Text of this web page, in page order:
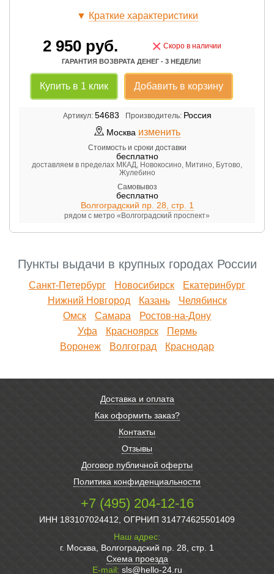
▼ Краткие характеристики
2 950руб. × Скоро в наличии
ГАРАНТИЯ ВОЗВРАТА ДЕНЕГ - 3 НЕДЕЛИ!
Купить в 1 клик Добавить в корзину
Артикул: 54683 Производитель: Россия
Москва изменить
Стоимость и сроки доставки
бесплатно
доставляем в пределах МКАД, Новокосино, Митино, Бутово,
Жулебино
Самовывоз
бесплатно
Волгоградский пр. 28, стр. 1
рядом с метро «Волгоградский проспект»
Пункты выдачи в крупных городах России
Санкт-Петербург Новосибирск
Екатеринбург
Нижний Новгород
Казань
Челябинск
Омск
Самара
Ростов-на-Дону
Уфа
Красноярск
Пермь
Воронеж
Волгоград Краснодар
Доставка и оплата
Как оформить заказ?
Контакты
Отзывы
Договор публичной оферты
Политика конфиденциальности
+7 (495) 204-12-16
ИНН 183107024412, ОГРНИП 314774625501409
Наш адрес:
г. Москва, Волгоградский пр. 28, стр. 1
Схема проезда
E-mail: sls@hello-24.ru